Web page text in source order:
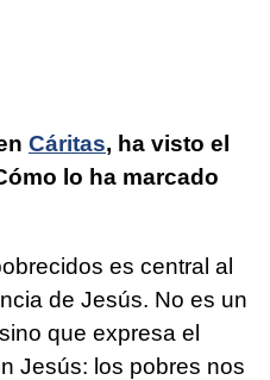
Cáritas, ha visto el
lo ha marcado
es central al
de Jesús. No es un
que expresa el
Jesús: los pobres nos